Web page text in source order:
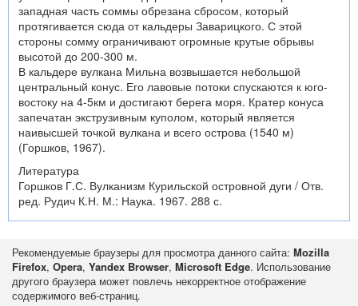
западная часть соммы обрезана сбросом, который
протягивается сюда от кальдеры Заварицкого. С этой
стороны сомму ограничивают огромные крутые обрывы
высотой до 200-300 м.
В кальдере вулкана Мильна возвышается небольшой
центральный конус. Его лавовые потоки спускаются к юго-
востоку на 4-5км и достигают берега моря. Кратер конуса
запечатан экструзивным куполом, который является
наивысшей точкой вулкана и всего острова (1540 м)
(Горшков, 1967).
Литература
Горшков Г.С. Вулканизм Курильской островной дуги / Отв.
ред. Рудич К.Н. М.: Наука. 1967. 288 с.
Рекомендуемые браузеры для просмотра данного сайта: Mozilla
Firefox, Opera, Yandex Browser, Microsoft Edge. Использование
другого браузера может повлечь некорректное отображение
содержимого веб-страниц.